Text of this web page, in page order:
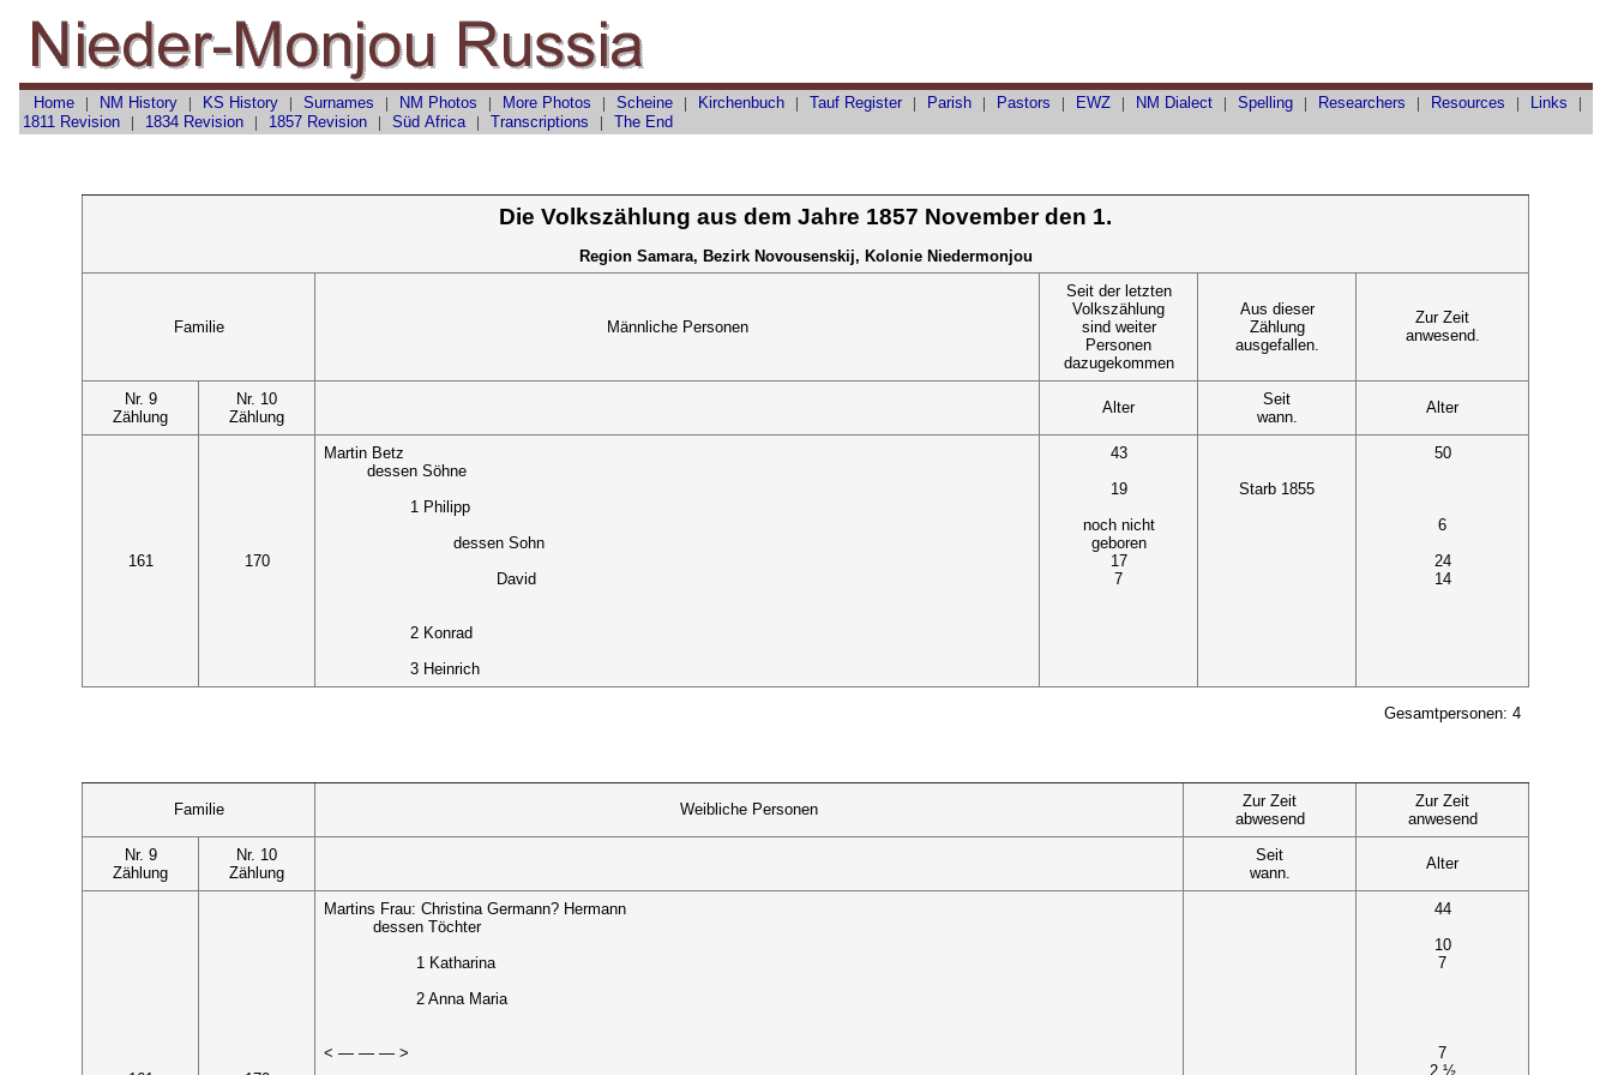
Home| NM History| KS History| Surnames | NM Photos | More Photos | Scheine| Kirchenbuch| TaufRegister| Parish| Pastors | EWZ| NM Dialect| Spelling| Researchers | Resources | Links |
1811 Revision| 1834 Revision| 1857 Revision | Süd Africa| Transcriptions | The End
Die Volkszählung aus dem Jahre 1857 November den 1.
Region Samara, Bezirk Novousenskij, Kolonie Niedermonjou
Familie Männliche Personen
Seit der letzten
Volkszählung
sind weiter
Personen
dazugekommen
Aus dieser
Zählung
ausgefallen.
Zur Zeit
anwesend.
Nr. 9
Zählung
Nr. 10
Zählung
Alter
Seit
wann.
Alter
161 170
Martin Betz
dessen Söhne
1 Philipp
dessen Sohn
David
2 Konrad
3 Heinrich
43
19
noch nicht
geboren
17
7
Starb 1855
50
6
24
14
Gesamtpersonen: 4
Familie Weibliche Personen
Zur Zeit
abwesend
Zur Zeit
anwesend
Nr. 9
Zählung
Nr. 10
Zählung
Seit
wann.
Alter
Martins Frau: Christina Germann? Hermann
dessen Töchter
1 Katharina
2 Anna Maria
< — — — >
44
10
7
7
2 ½